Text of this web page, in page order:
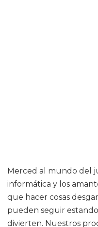
Merced al mundo del
informática y los
que hacer cosas
pueden seguir
divierten. Nuestros